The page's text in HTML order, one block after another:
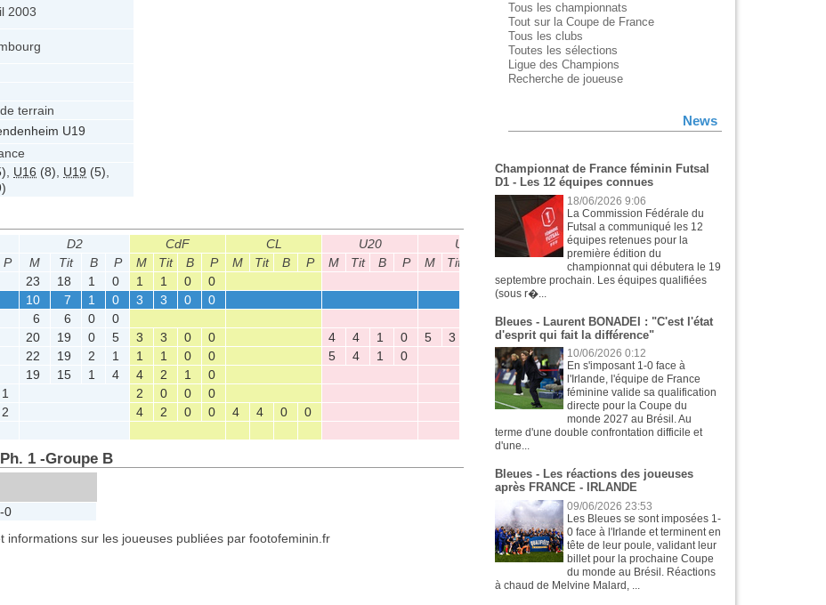
2003
terrain
U19
, U16 (8), U19 (5),
D2 CdF CL U20 U19 U17 U16
P M Tit B P M Tit B P M Tit B P M Tit B P M Tit B P M Tit B P M
23 18 1 0 1 1 0 0 8 7 0
0
10 7 1 0 3 3 0 0 5 5
6 6 0
0
20 19 0 5 3 3 0 0 4 4 1 0 5 3 0
22 19 2 1 1 1 0 0 5 4 1
0
19 15 1 4 4 2 1
0
1 2 0 0
0
2 4 2 0 0 4 4 0
0
1 -Groupe B
0
sur les joueuses publiées par footofeminin.fr
Tous les championnats
Tout sur la Coupe de France
Tous les clubs
Toutes les sélections
Ligue des Champions
Recherche de joueuse
News
Championnat de France féminin Futsal
D1 - Les 12 équipes connues
18/06/2026 9:06
La Commission Fédérale du
Futsal a communiqué les 12
équipes retenues pour la
première édition du
championnat qui débutera le 19
septembre prochain. Les équipes qualifiées
(sous r�...
Bleues - Laurent BONADEI : "C'est l'état
d'esprit qui fait la différence"
10/06/2026 0:12
En s'imposant 1-0 face à
l'Irlande, l'équipe de France
féminine valide sa qualification
directe pour la Coupe du
monde 2027 au Brésil. Au
terme d'une double confrontation difficile et
d'une...
Bleues - Les réactions des joueuses
après FRANCE - IRLANDE
09/06/2026 23:53
Les Bleues se sont imposées 1-
0 face à l'Irlande et terminent en
tête de leur poule, validant leur
billet pour la prochaine Coupe
du monde au Brésil. Réactions
à chaud de Melvine Malard, ...